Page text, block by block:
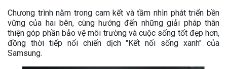
Chương trình nằm trong cam kết và tầm nhìn phát triển bền
vững của hai bên, cùng hướng đến những giải pháp thân
thiện góp phần bảo vệ môi trường và cuộc sống tốt đẹp hơn,
đồng thời tiếp nối chiến dịch "Kết nối sống xanh" của
Samsung.